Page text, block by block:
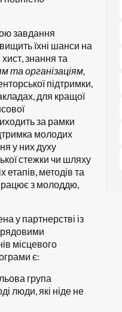
завдання
їхні шанси на
знання та
та організаціям,
підтримки,
для кращої
за рамки
молодих
у них духу
стежки чи шляху
етапів, методів та
з молоддю,
у партнерстві із
місцевого
є:
група
люди, які ніде не